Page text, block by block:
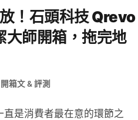
！石頭科技 Qrevo
大師開箱，拖完地
開箱文 & 評測
是消費者最在意的環節之